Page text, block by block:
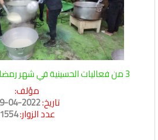
3 من فعاليات الحسينية في شهر رمضان 1443 - تجهيز البركة
مؤلف:
تاريخ:2022-04-29
عدد الزوار:1554